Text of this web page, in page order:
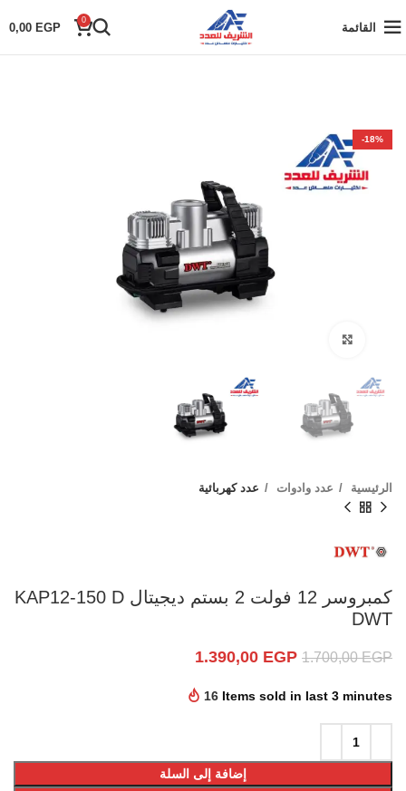
القائمة
0
0,00 EGP
-18%
الرئيسية عدد وادوات عدد كهربائية
كمبروسر 12 فولت 2 بستم ديجيتال KAP12-150 D
DWT
1.700,00EGP
1.390,00 EGP
16 Items sold in last 3 minutes
إضافة إلى السلة